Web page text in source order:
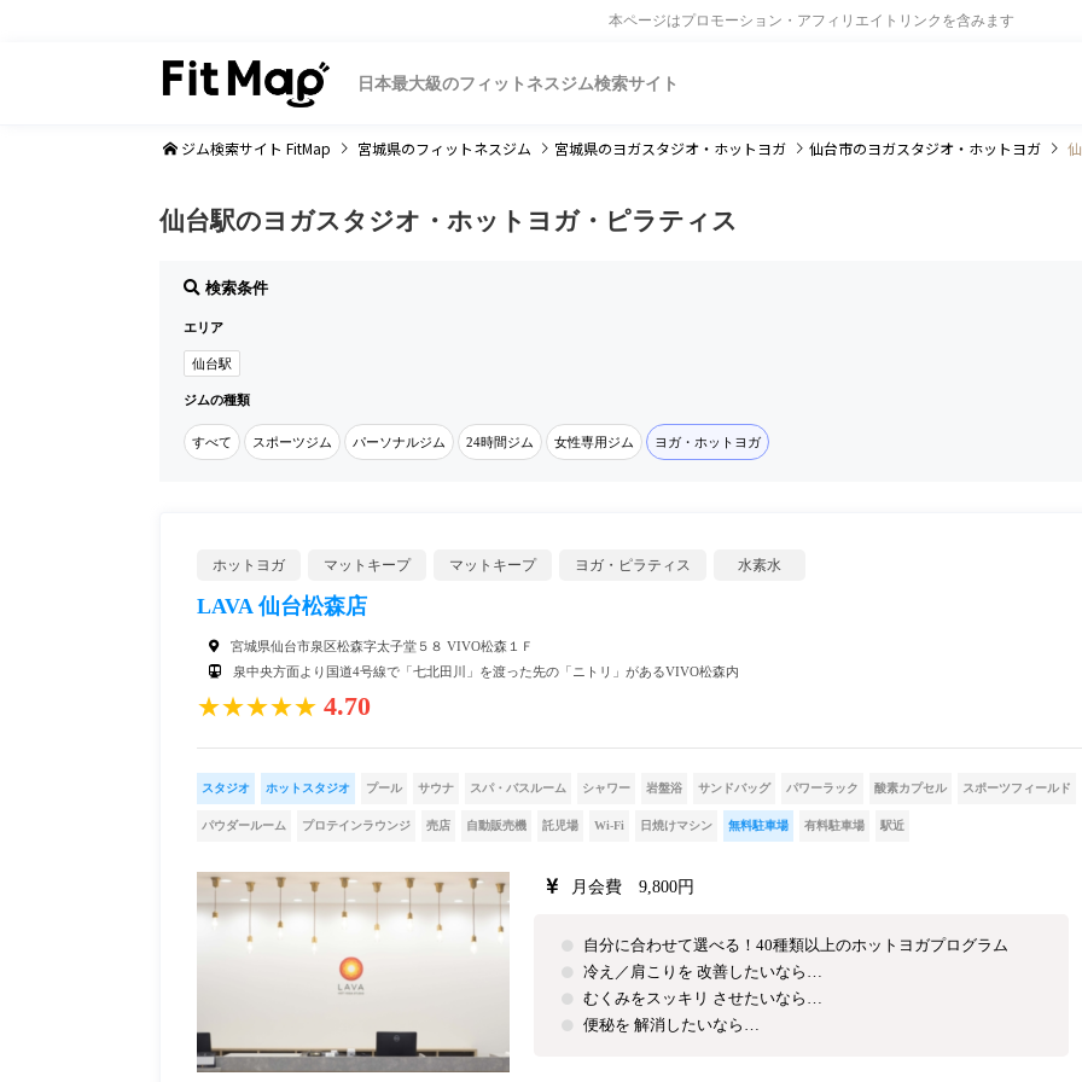
本ページはプロモーション・アフィリエイトリンクを含みます
日本最大級のフィットネスジム検索サイト
ジム検索サイト FitMap 宮城県のフィットネスジム 宮城県のヨガスタジオ・ホットヨガ 仙台市のヨガスタジオ・ホットヨガ
仙台駅のヨガスタジオ・ホットヨガ・ピラティス
検索条件
エリア
仙台駅
ジムの種類
すべて スポーツジム パーソナルジム 24時間ジム 女性専用ジム ヨガ・ホットヨガ
ホットヨガ マットキープ マットキープ ヨガ・ピラティス 水素水
LAVA 仙台松森店
宮城県仙台市泉区松森字太子堂５８ VIVO松森１Ｆ
泉中央方面より国道4号線で「七北田川」を渡った先の「ニトリ」があるVIVO松森内
★★★★★ 4.70
スタジオ ホットスタジオ プール サウナ スパ・バスルーム シャワー 岩盤浴 サンドバッグ パワーラック 酸素カプセル スポーツフィールド
パウダールーム プロテインラウンジ 売店 自動販売機 託児場 Wi-Fi 日焼けマシン 無料駐車場 有料駐車場 駅近
月会費 9,800円
自分に合わせて選べる！40種類以上のホットヨガプログラム
冷え／肩こりを 改善したいなら…
むくみをスッキリ させたいなら…
便秘を 解消したいなら…